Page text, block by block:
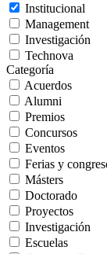
Institucional
Management
Investigación
Technova
Categoría
Acuerdos
Alumni
Premios
Concursos
Eventos
Ferias y
Másters
Doctorado
Proyectos
Investigación
Escuelas